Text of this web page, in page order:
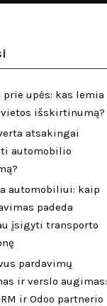
prie upės: kas lemia
išskirtinumą?
atsakingai
automobilio
automobiliui: kaip
padeda
įsigyti transporto
pardavimų
ir verslo augimas:
ir Odoo partnerio